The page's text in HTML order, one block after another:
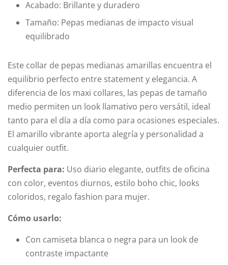
Acabado: Brillante y duradero
Tamaño: Pepas medianas de impacto visual
equilibrado
Este collar de pepas medianas amarillas encuentra el
equilibrio perfecto entre statement y elegancia. A
diferencia de los maxi collares, las pepas de tamaño
medio permiten un look llamativo pero versátil, ideal
tanto para el día a día como para ocasiones especiales.
El amarillo vibrante aporta alegría y personalidad a
cualquier outfit.
Perfecta para: Uso diario elegante, outfits de oficina
con color, eventos diurnos, estilo boho chic, looks
coloridos, regalo fashion para mujer.
Cómo usarlo:
Con camiseta blanca o negra para un look de
contraste impactante